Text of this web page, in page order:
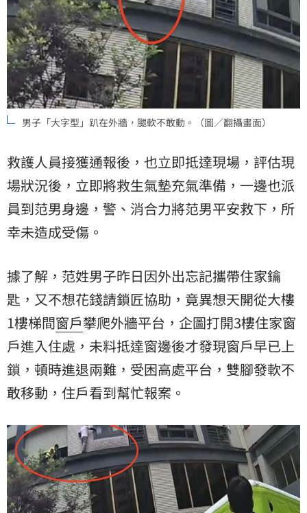
男子「大字型」趴在外牆，腿軟不敢動。（圖／翻攝畫面）
救護人員接獲通報後，也立即抵達現場，評估現
場狀況後，立即將救生氣墊充氣準備，一邊也派
員到范男身邊，警、消合力將范男平安救下，所
幸未造成受傷。
據了解，范姓男子昨日因外出忘記攜帶住家鑰
匙，又不想花錢請鎖匠協助，竟異想天開從大樓
1樓梯間窗戶攀爬外牆平台，企圖打開3樓住家窗
戶進入住處，未料抵達窗邊後才發現窗戶早已上
鎖，頓時進退兩難，受困高處平台，雙腳發軟不
敢移動，住戶看到幫忙報案。